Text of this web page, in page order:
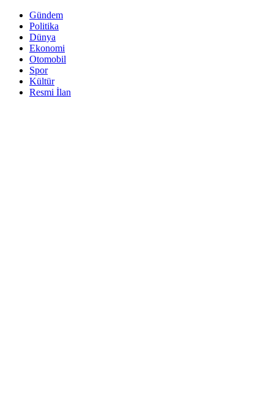
Gündem
Politika
Dünya
Ekonomi
Otomobil
Spor
Kültür
Resmi İlan